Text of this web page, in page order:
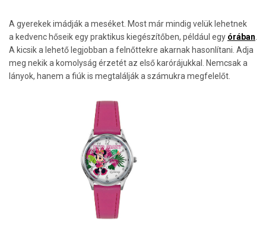
A gyerekek imádják a meséket. Most már mindig velük lehetnek
a kedvenc hőseik egy praktikus kiegészítőben, például egy órában
A kicsik a lehető legjobban a felnőttekre akarnak hasonlítani. Adja
meg nekik a komolyság érzetét az első karórájukkal. Nemcsak a
lányok, hanem a fiúk is megtalálják a számukra megfelelőt.